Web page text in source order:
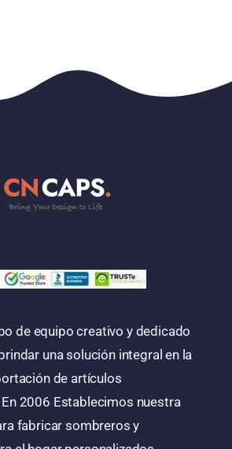
de equipo creativo y dedicado
una solución integral en la
de artículos
2006 Establecimos nuestra
fabricar sombreros y